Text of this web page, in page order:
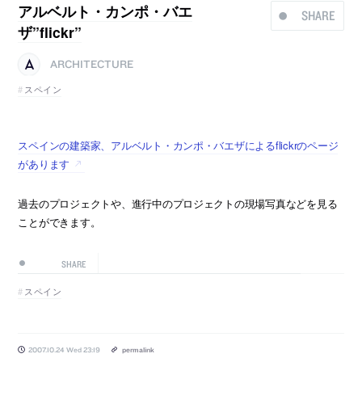
SHARE
アルベルト・カンポ・バエ
ザ”flickr”
ARCHITECTURE
スペイン
スペインの建築家、アルベルト・カンポ・バエザによるflickrのページ
があります
過去のプロジェクトや、進行中のプロジェクトの現場写真などを見る
ことができます。
SHARE
スペイン
2007.10.24 Wed 23:19 permalink